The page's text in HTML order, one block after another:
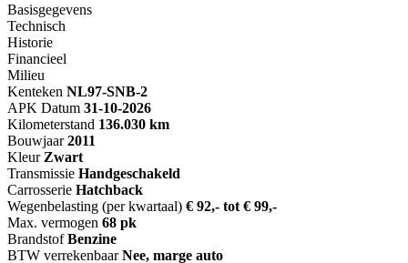
Basisgegevens
Technisch
Historie
Financieel
Milieu
Kenteken NL97-SNB-2
APK Datum 31-10-2026
Kilometerstand 136.030 km
Bouwjaar 2011
Kleur Zwart
Transmissie Handgeschakeld
Carrosserie Hatchback
Wegenbelasting (per kwartaal) € 92,- tot € 99,-
Max. vermogen 68 pk
Brandstof Benzine
BTW verrekenbaar Nee, marge auto